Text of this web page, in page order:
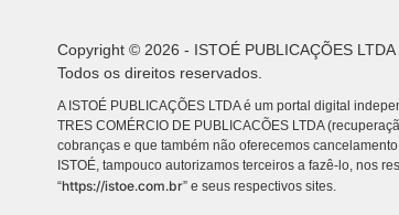
Copyright © 2026 - ISTOÉ PUBLICAÇÕES LTDA
Todos os direitos reservados.
A ISTOÉ PUBLICAÇÕES LTDA é um portal digital
TRES COMÉRCIO DE PUBLICACÕES LTDA
cobranças e que também não oferecemos
ISTOÉ, tampouco autorizamos terceiros a fazê-lo, nos
“https://istoe.com.br” e seus respectivos sites.